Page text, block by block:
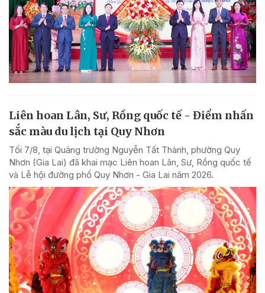
Liên hoan Lân, Sư, Rồng quốc tế - Điểm nhấn
sắc màu du lịch tại Quy Nhơn
Tối 7/8, tại Quảng trường Nguyễn Tất Thành, phường Quy
Nhơn (Gia Lai) đã khai mạc Liên hoan Lân, Sư, Rồng quốc tế
và Lễ hội đường phố Quy Nhơn - Gia Lai năm 2026.